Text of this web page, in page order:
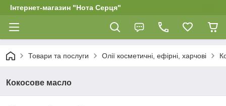
Інтернет-магазин "Нота Серця"
Товари та послуги Олії косметичні, ефірні, харчові
Кокосове масло